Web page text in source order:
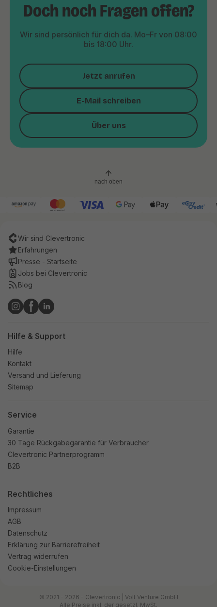
Doch noch Fragen offen?
Wir sind persönlich für dich da. Mo–Fr von 08:00
bis 18:00 Uhr.
Jetzt anrufen
E-Mail schreiben
Über uns
nach oben
Wir sind Clevertronic
Erfahrungen
Presse - Startseite
Jobs bei Clevertronic
Blog
Hilfe & Support
Hilfe
Kontakt
Versand und Lieferung
Sitemap
Service
Garantie
30 Tage Rückgabegarantie für Verbraucher
Clevertronic Partnerprogramm
B2B
Rechtliches
Impressum
AGB
Datenschutz
Erklärung zur Barrierefreiheit
Vertrag widerrufen
Cookie-Einstellungen
© 2021 - 2026 - Clevertronic | Volt Venture GmbH
Alle Preise inkl. der gesetzl. MwSt.